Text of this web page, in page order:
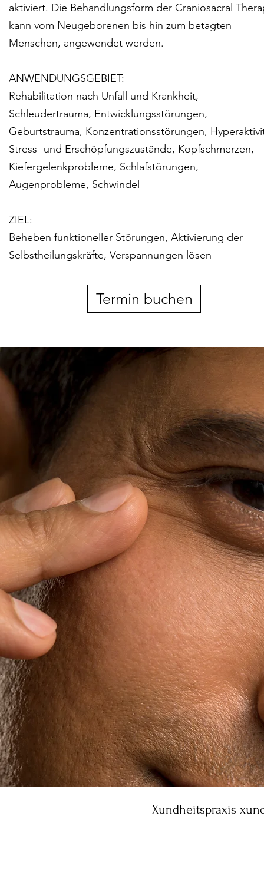
aktiviert. Die Behandlungsform der Craniosacral
kann vom Neugeborenen bis hin zum betagten
Menschen, angewendet werden.
ANWENDUNGSGEBIET:
Rehabilitation nach Unfall und Krankheit,
Schleudertrauma, Entwicklungsstörungen,
Geburtstrauma, Konzentrationsstörungen,
Stress- und Erschöpfungszustände, Kopfschmerzen,
Kiefergelenkprobleme, Schlafstörungen,
Augenprobleme, Schwindel
ZIEL:
Beheben funktioneller Störungen, Aktivierung der
Selbstheilungskräfte, Verspannungen lösen
Termin buchen
Xundheitspraxis